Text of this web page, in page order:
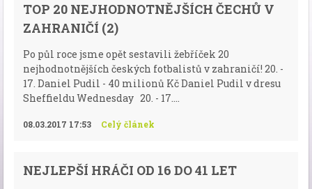
TOP 20 NEJHODNOTNĚJŠÍCH ČECHŮ V
ZAHRANIČÍ (2)
Po půl roce jsme opět sestavili žebříček 20
nejhodnotnějších českých fotbalistů v zahraničí! 20. -
17. Daniel Pudil - 40 milionů Kč Daniel Pudil v dresu
Sheffieldu Wednesday 20. - 17....
08.03.2017 17:53 Celý článek
NEJLEPŠÍ HRÁČI OD 16 DO 41 LET